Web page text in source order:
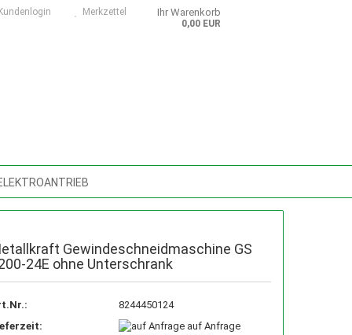
Merkzettel Ihr Warenkorb
0,00 EUR
ZUBEHÖR, ERSATZTEILE
SÄGEBÄNDER
DIGITAL NASS-/TROCKENSAUGER
Gewindeschneidmaschine GS
24E ohne Unterschrank
8244450124
auf Anfrage